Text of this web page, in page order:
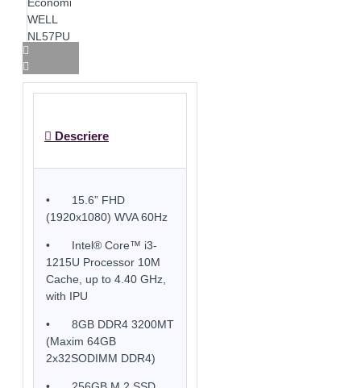
Descriere
•
15.6” FHD
(1920x1080) WVA 60Hz
•
Intel® Core™ i3-
1215U Processor 10M
Cache, up to 4.40 GHz,
with IPU
•
8GB DDR4 3200MT
(Maxim 64GB
2x32SODIMM DDR4)